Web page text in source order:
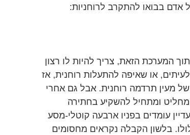
אדם בבואו להתקרב לרוחניות:
המערכת הזאת, צריך להיות לו רצון
לעיתים, או שאיפה להתעלות רוחנית, אז
מעין תרדמה רוחנית. אבל גם אחרי
ומתחיל להשקיע בחתירה
עומדים בפניו ארבעה קוטלי-מסע
בלשון הקבלה נקראים מחסומים